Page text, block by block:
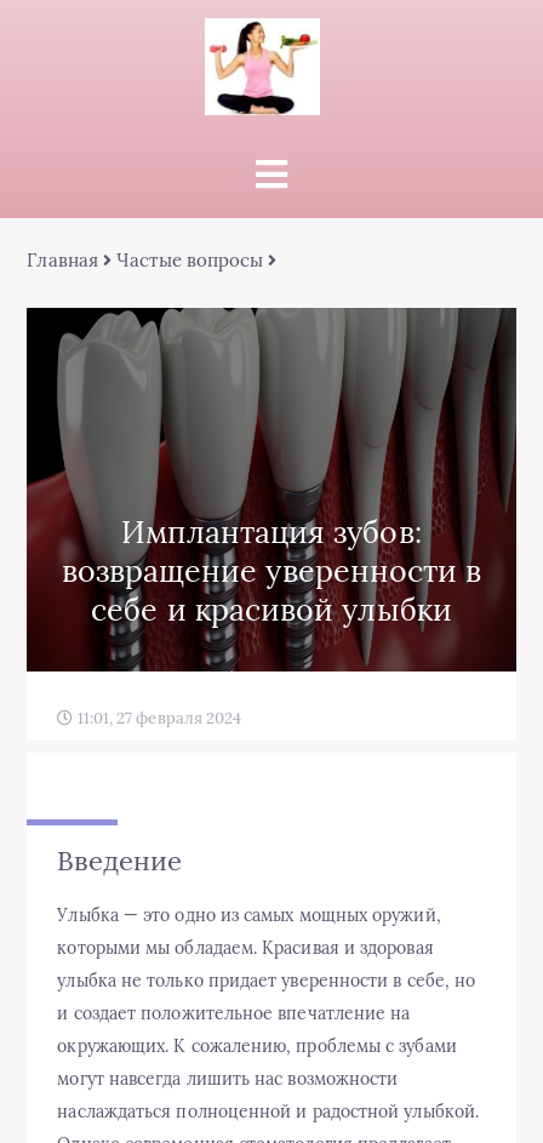
Главная Частые вопросы
Имплантация зубов:
возвращение уверенности в
себе и красивой улыбки
11:01, 27 февраля 2024
Введение
Улыбка — это одно из самых мощных оружий,
которыми мы обладаем. Красивая и здоровая
улыбка не только придает уверенности в себе, но
и создает положительное впечатление на
окружающих. К сожалению, проблемы с зубами
могут навсегда лишить нас возможности
наслаждаться полноценной и радостной улыбкой.